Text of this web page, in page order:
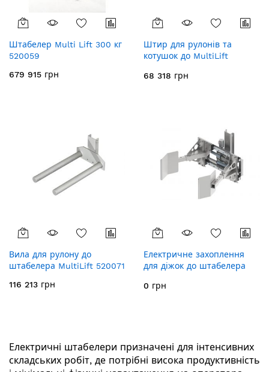
Штабелер Multi Lift 300 кг
520059
679 915 грн
Штир для рулонів та
котушок до MultiLift
68 318 грн
Вила для рулону до
штабелера MultiLift 520071
116 213 грн
Електричне захоплення
для діжок до штабелера
0 грн
Електричні штабелери призначені для інтенсивних
складських робіт, де потрібні висока продуктивність